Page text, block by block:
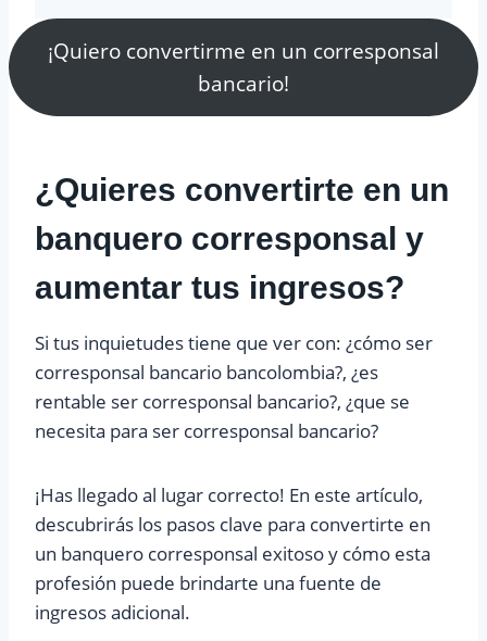
¡Quiero convertirme en un corresponsal
bancario!
¿Quieres convertirte en un
banquero corresponsal y
aumentar tus ingresos?
Si tus inquietudes tiene que ver con: ¿cómo ser
corresponsal bancario bancolombia?, ¿es
rentable ser corresponsal bancario?, ¿que se
necesita para ser corresponsal bancario?
¡Has llegado al lugar correcto! En este artículo,
descubrirás los pasos clave para convertirte en
un banquero corresponsal exitoso y cómo esta
profesión puede brindarte una fuente de
ingresos adicional.